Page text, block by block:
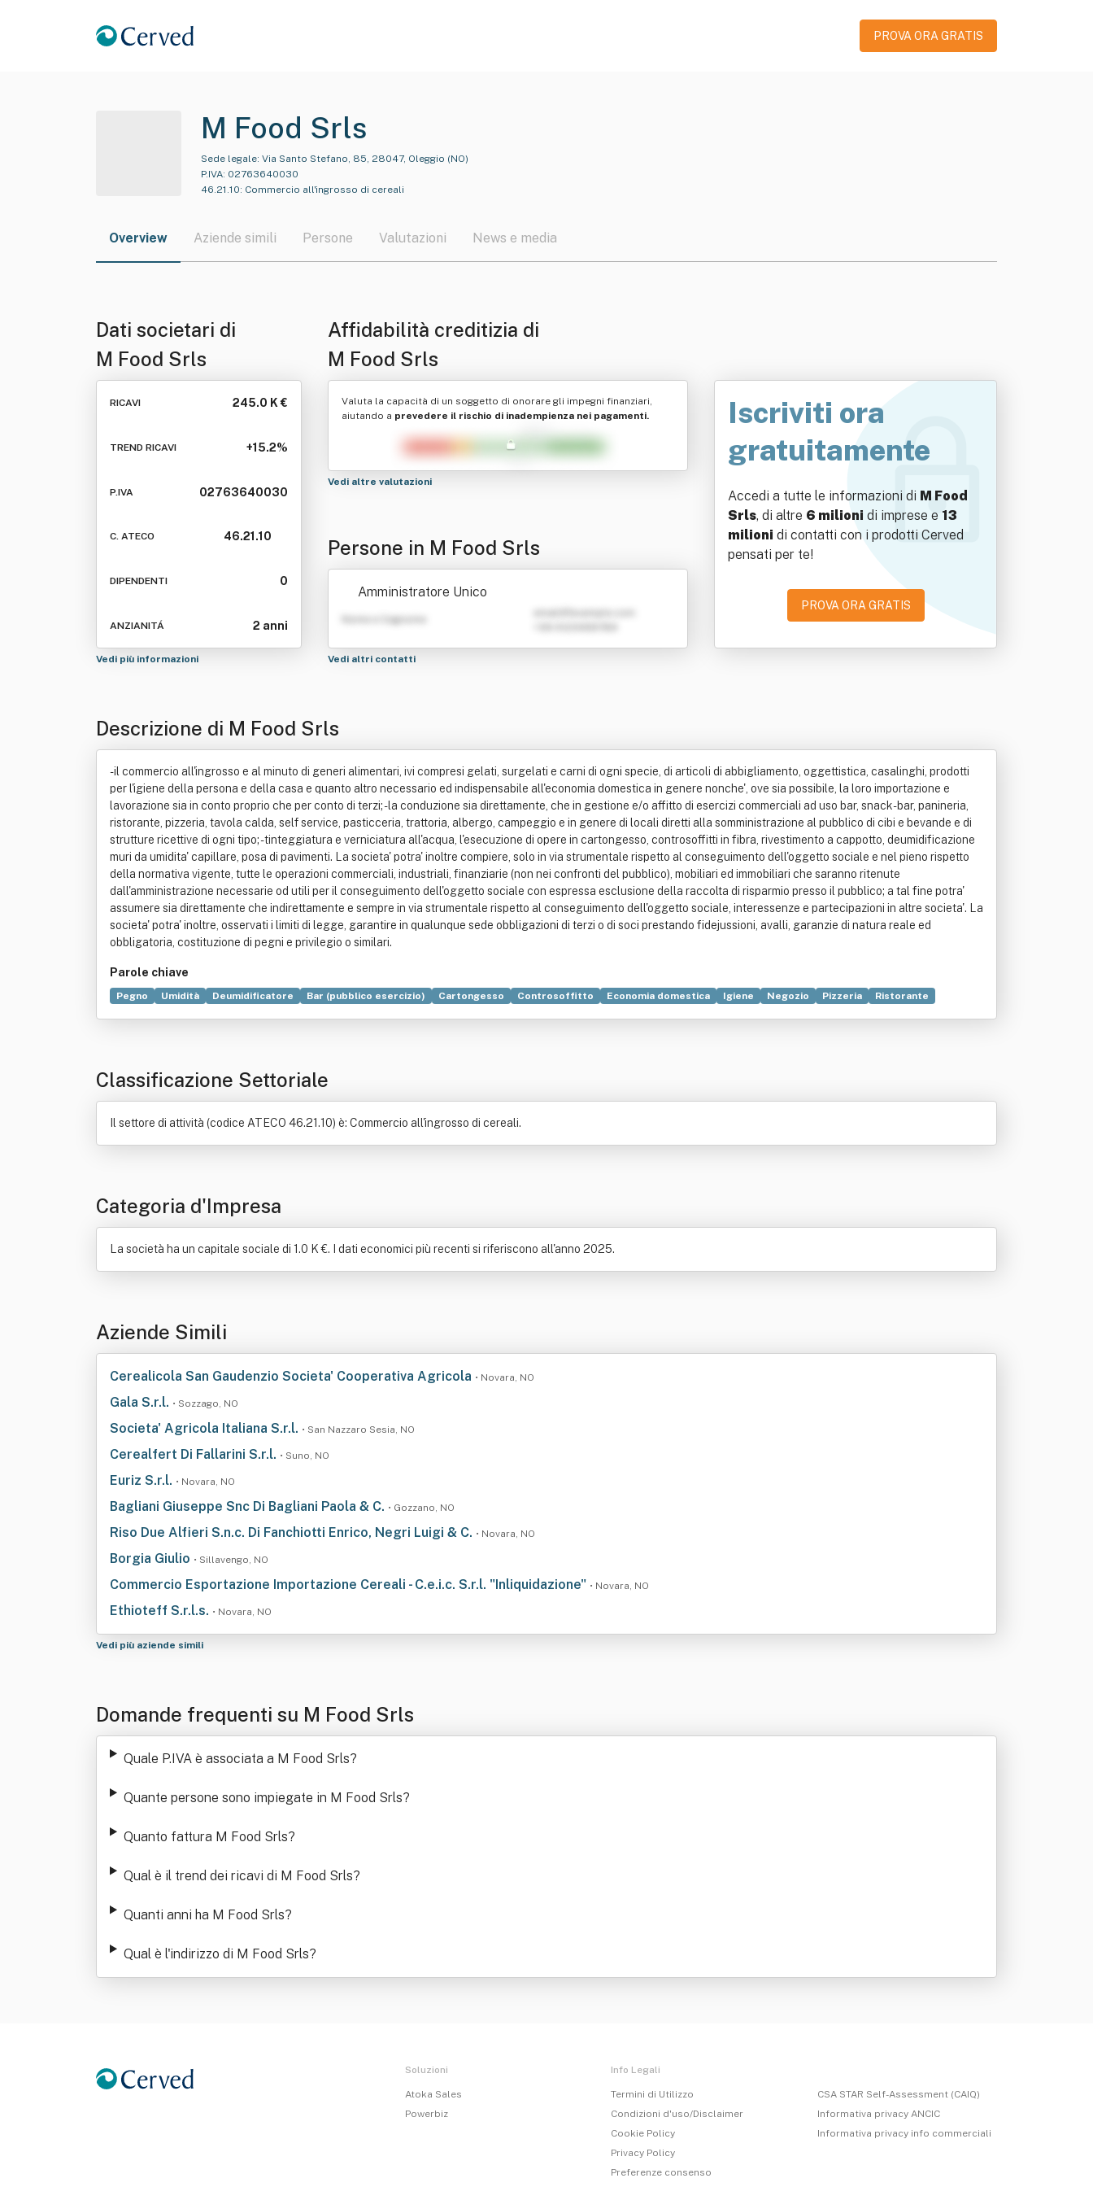
PROVA ORA GRATIS
M Food Srls
Sede legale: Via Santo Stefano, 85, 28047, Oleggio (NO)
P.IVA: 02763640030
46.21.10: Commercio all'ingrosso di cereali
Overview Aziende simili Persone Valutazioni News e media
Dati societari di
M Food Srls
RICAVI 245.0 K €
TREND RICAVI +15.2%
P.IVA 02763640030
C. ATECO 46.21.10
DIPENDENTI 0
ANZIANITÁ 2 anni
Vedi più informazioni
Affidabilità creditizia di
M Food Srls
Valuta la capacità di un soggetto di onorare gli impegni finanziari,
aiutando a prevedere il rischio di inadempienza nei pagamenti.
Vedi altre valutazioni
Persone in M Food Srls
Amministratore Unico
Nome e Cognome
Vedi altri contatti
Iscriviti ora
gratuitamente
Accedi a tutte le informazioni di M Food
Srls, di altre 6 milioni di imprese e 13
milioni di contatti con i prodotti Cerved
pensati per te!
PROVA ORA GRATIS
Descrizione di M Food Srls
- il commercio all'ingrosso e al minuto di generi alimentari, ivi compresi gelati, surgelati e carni di ogni specie, di articoli di abbigliamento, oggettistica, casalinghi, prodotti
per l'igiene della persona e della casa e quanto altro necessario ed indispensabile all'economia domestica in genere nonche', ove sia possibile, la loro importazione e
lavorazione sia in conto proprio che per conto di terzi; - la conduzione sia direttamente, che in gestione e/o affitto di esercizi commerciali ad uso bar, snack-bar, panineria,
ristorante, pizzeria, tavola calda, self service, pasticceria, trattoria, albergo, campeggio e in genere di locali diretti alla somministrazione al pubblico di cibi e bevande e di
strutture ricettive di ogni tipo; - tinteggiatura e verniciatura all'acqua, l'esecuzione di opere in cartongesso, controsoffitti in fibra, rivestimento a cappotto, deumidificazione
muri da umidita' capillare, posa di pavimenti. La societa' potra' inoltre compiere, solo in via strumentale rispetto al conseguimento dell'oggetto sociale e nel pieno rispetto
della normativa vigente, tutte le operazioni commerciali, industriali, finanziarie (non nei confronti del pubblico), mobiliari ed immobiliari che saranno ritenute
dall'amministrazione necessarie od utili per il conseguimento dell'oggetto sociale con espressa esclusione della raccolta di risparmio presso il pubblico; a tal fine potra'
assumere sia direttamente che indirettamente e sempre in via strumentale rispetto al conseguimento dell'oggetto sociale, interessenze e partecipazioni in altre societa'. La
societa' potra' inoltre, osservati i limiti di legge, garantire in qualunque sede obbligazioni di terzi o di soci prestando fidejussioni, avalli, garanzie di natura reale ed
obbligatoria, costituzione di pegni e privilegio o similari.
Parole chiave
Pegno Umidità Deumidificatore Bar (pubblico esercizio) Cartongesso Controsoffitto Economia domestica Igiene Negozio Pizzeria
Ristorante
Classificazione Settoriale
Il settore di attività (codice ATECO 46.21.10) è: Commercio all'ingrosso di cereali.
Categoria d'Impresa
La società ha un capitale sociale di 1.0 K €. I dati economici più recenti si riferiscono all'anno 2025.
Aziende Simili
Cerealicola San Gaudenzio Societa' Cooperativa Agricola • Novara, NO
Gala S.r.l. • Sozzago, NO
Societa' Agricola Italiana S.r.l. • San Nazzaro Sesia, NO
Cerealfert Di Fallarini S.r.l. • Suno, NO
Euriz S.r.l. • Novara, NO
Bagliani Giuseppe Snc Di Bagliani Paola & C. • Gozzano, NO
Riso Due Alfieri S.n.c. Di Fanchiotti Enrico, Negri Luigi & C. • Novara, NO
Borgia Giulio • Sillavengo, NO
Commercio Esportazione Importazione Cereali - C.e.i.c. S.r.l. "Inliquidazione" • Novara, NO
Ethioteff S.r.l.s. • Novara, NO
Vedi più aziende simili
Domande frequenti su M Food Srls
Quale P.IVA è associata a M Food Srls?
Quante persone sono impiegate in M Food Srls?
Quanto fattura M Food Srls?
Qual è il trend dei ricavi di M Food Srls?
Quanti anni ha M Food Srls?
Qual è l'indirizzo di M Food Srls?
Soluzioni
Atoka Sales
Powerbiz
Info Legali
Termini di Utilizzo
Condizioni d'uso/Disclaimer
Cookie Policy
Privacy Policy
Preferenze consenso
CSA STAR Self-Assessment (CAIQ)
Informativa privacy ANCIC
Informativa privacy info commerciali